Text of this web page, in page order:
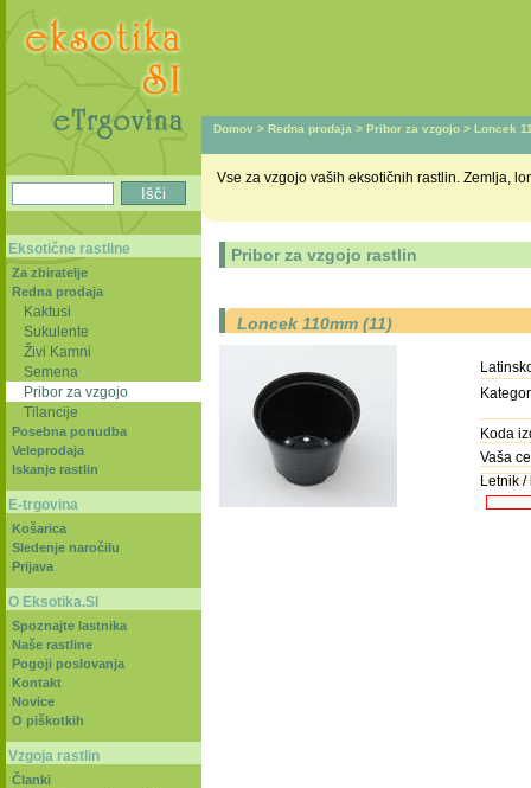
Domov > Redna prodaja > Pribor za vzgojo > Loncek
Vse za vzgojo vaših eksotičnih rastlin. Zemlja,
Pribor za vzgojo rastlin
Loncek 110mm (11)
Koda
Vaša
Letnik /
Eksotične rastline
Za zbiratelje
Redna prodaja
Kaktusi
Sukulente
Živi Kamni
Semena
Pribor za vzgojo
Tilancije
Posebna ponudba
Veleprodaja
Iskanje rastlin
E-trgovina
Košarica
Sledenje naročilu
Prijava
O Eksotika.SI
Spoznajte lastnika
Naše rastline
Pogoji poslovanja
Kontakt
Novice
O piškotkih
Vzgoja rastlin
Članki